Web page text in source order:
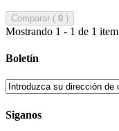
Comparar ( 0 )
Mostrando 1 - 1 de 1 item
Boletín
Siganos